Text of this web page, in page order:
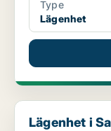
Type
Lägenhet
Lägenhet i Sandviken
Lägenhet i